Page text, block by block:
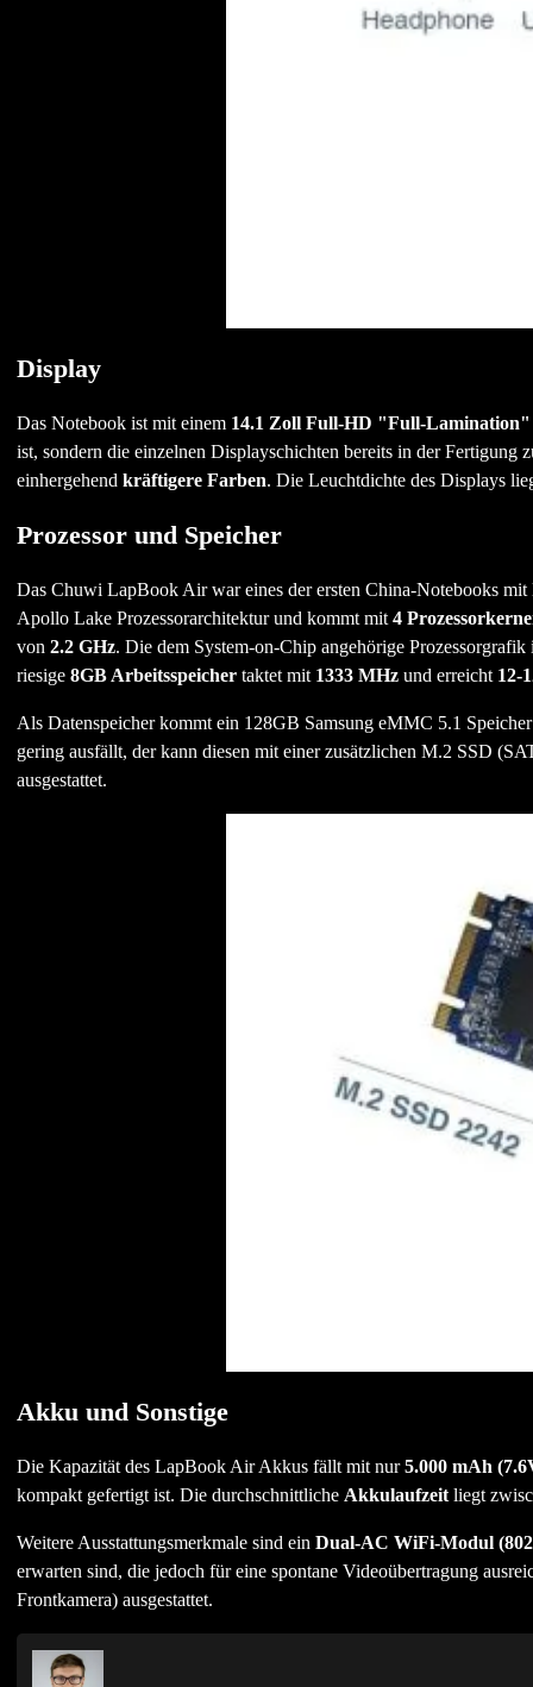
Display
Das Notebook ist mit einem 14.1 Zoll Full-HD "Full-Lamination"
ist, sondern die einzelnen Displayschichten bereits in der
einhergehend kräftigere Farben. Die Leuchtdichte des Displays
Prozessor und Speicher
Das Chuwi LapBook Air war eines der ersten China-Notebooks mit
Apollo Lake Prozessorarchitektur und kommt mit 4
von 2.2 GHz. Die dem System-on-Chip angehörige Prozessorgrafik
riesige 8GB Arbeitsspeichertaktet mit 1333 MHzund erreicht 12-
Als Datenspeicher kommt ein 128GB Samsung eMMC 5.1
gering ausfällt, der kann diesen mit einer zusätzlichen M.2 SSD
ausgestattet.
Akku und Sonstige
Die Kapazität des LapBook Air Akkus fällt mit nur5.000 mAh
kompakt gefertigt ist. Die durchschnittliche Akkulaufzeitliegt
Weitere Ausstattungsmerkmale sind ein Dual-AC WiFi-Modul
erwarten sind, die jedoch für eine spontane Videoübertragung
Frontkamera) ausgestattet.